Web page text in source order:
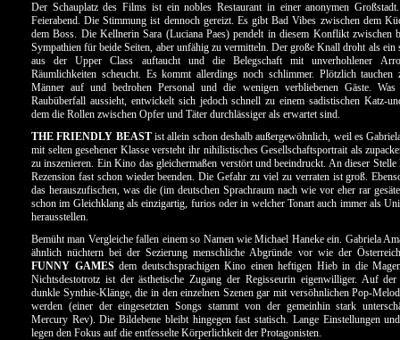
Der Schauplatz des Films ist ein nobles Restaurant in einer anonymen
Feierabend. Die Stimmung ist dennoch gereizt. Es gibt Bad Vibes zwischen dem
dem Boss. Die Kellnerin Sara (Luciana Paes) pendelt in diesem Konflikt zwischen
Sympathien für beide Seiten, aber unfähig zu vermitteln. Der große Knall droht als ein
aus der Upper Class auftaucht und die Belegschaft mit unverhohlener
Räumlichkeiten scheucht. Es kommt allerdings noch schlimmer. Plötzlich tauchen
Männer auf und bedrohen Personal und die wenigen verbliebenen Gäste.
Raubüberfall aussieht, entwickelt sich jedoch schnell zu einem sadistischen Katz-
dem die Rollen zwischen Opfer und Täter durchlässiger als erwartet sind.
THE FRIENDLY BEASTist allein schon deshalb außergewöhnlich, weil es
mit selten gesehener Klasse versteht ihr nihilistisches Gesellschaftsportrait als
zu inszenieren. Ein Kino das gleichermaßen verstört und beeindruckt. An dieser Stelle
Rezension fast schon wieder beenden. Die Gefahr zu viel zu verraten ist groß.
das herauszufischen, was die (im deutschen Sprachraum nach wie vor eher rar
schon im Gleichklang als einzigartig, furios oder in welcher Tonart auch immer als
herausstellen.
Bemüht man Vergleiche fallen einem so Namen wie Michael Haneke ein. Gabriela
ähnlich nüchtern bei der Sezierung menschliche Abgründe vor wie der
FUNNY GAMESdem deutschsprachigen Kino einen heftigen Hieb in die
Nichtsdestotrotz ist der ästhetische Zugang der Regisseurin eigenwilliger. Auf
dunkle Synthie-Klänge, die in den einzelnen Szenen gar mit versöhnlichen Pop-
werden (einer der eingesetzten Songs stammt von der gemeinhin stark
Mercury Rev). Die Bildebene bleibt hingegen fast statisch. Lange Einstellungen
legen den Fokus auf die entfesselte Körperlichkeit der Protagonisten.